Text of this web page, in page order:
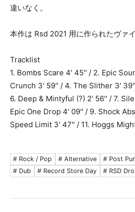
違いなく。
本作は Rsd 2021 用に作られたヴァ
Tracklist
1. Bombs Scare 4' 45'' / 2. Epic
Crunch 3' 59'' / 4. The Slither 3'
6. Deep & Mintyful (?) 2' 56'' / 7.
Epic One Drop 4' 09'' / 9. Shock
Speed Limit 3' 47'' / 11. Hoggs
# Rock / Pop # Alternative # Post
# Dub
# Record Store Day # RSD